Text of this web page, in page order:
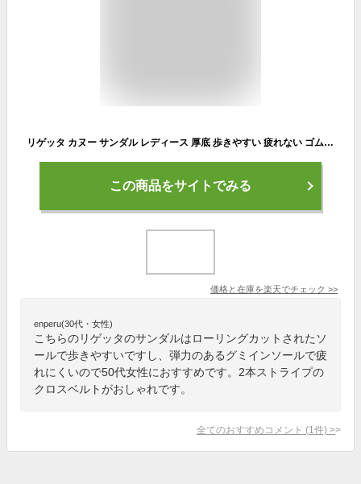
リゲッタ カヌー サンダル レディース 厚底 歩きやすい 疲れない ゴム かかと あり おしゃれ ストラップ 外履き 甲高 幅広 痛くない やわらかい 履きやすい 大きいサイズ グミインソール 日本製 CJEG5238a 母の日 ギフト プレゼント 健康
この商品をサイトでみる
価格と在庫を楽天でチェック >>
enperu(30代・女性)
こちらのリゲッタのサンダルはローリングカットされたソ
ールで歩きやすいですし、弾力のあるグミインソールで疲
れにくいので50代女性におすすめです。2本ストライプの
クロスベルトがおしゃれです。
全てのおすすめコメント (1 件) >